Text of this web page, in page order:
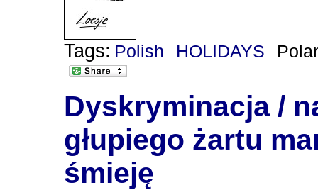
Tags: Polish HOLIDAYS
Dyskryminacja /
głupiego żartu
śmieję